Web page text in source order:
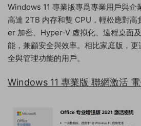
Windows 11 專業版專爲專業用戶與企
高達 2TB 内存和雙 CPU，輕松應對
er 加密、Hyper-V 虛拟化、遠程桌面
能，兼顧安全與效率。相比家庭版，
全與管理功能的用戶。
Windows 11 專業版 聯網激活